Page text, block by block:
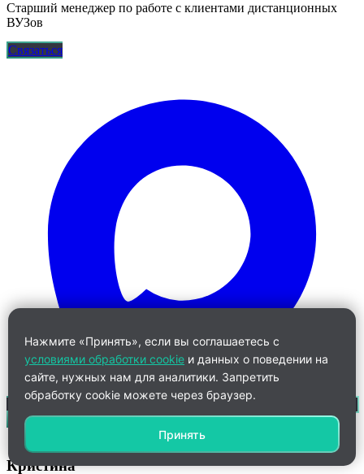
Старший менеджер по работе с клиентами дистанционных
ВУЗов
Связаться
Кристина
Нажмите «Принять», если вы соглашаетесь с
условиями обработки cookie и данных о поведении на
сайте, нужных нам для аналитики. Запретить
обработку cookie можете через браузер.
Принять